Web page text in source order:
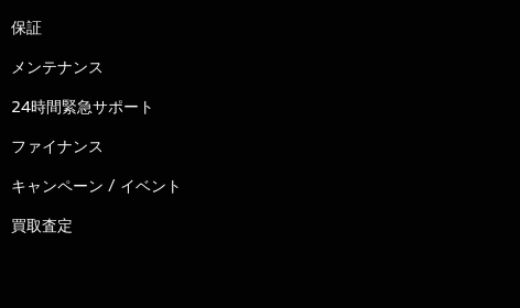
保証
メンテナンス
24時間緊急サポート
ファイナンス
キャンペーン / イベント
買取査定